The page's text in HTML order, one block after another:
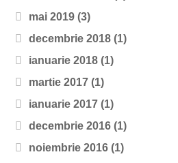
mai 2019 (3)
decembrie 2018 (1)
ianuarie 2018 (1)
martie 2017 (1)
ianuarie 2017 (1)
decembrie 2016 (1)
noiembrie 2016 (1)